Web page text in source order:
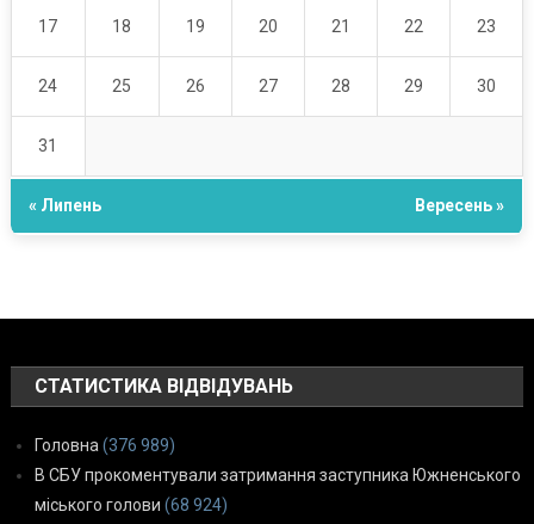
17 18 19 20 21 22 23
24 25 26 27 28 29 30
31
« Липень Вересень »
СТАТИСТИКА ВІДВІДУВАНЬ
Головна (376 989)
В СБУ прокоментували затримання заступника Южненського
міського голови (68 924)